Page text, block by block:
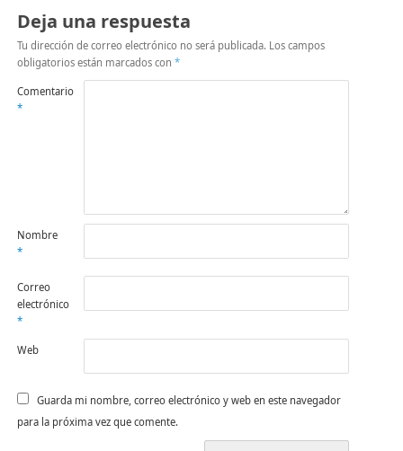
Deja una respuesta
Tu dirección de correo electrónico no será publicada. Los campos
obligatorios están marcados con *
Comentario
*
Nombre
*
Correo
electrónico
*
Web
Guarda mi nombre, correo electrónico y web en este navegador
para la próxima vez que comente.